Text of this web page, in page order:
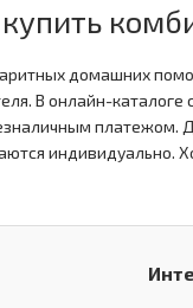
домашних
В онлайн-
платежом.
индивидуально.